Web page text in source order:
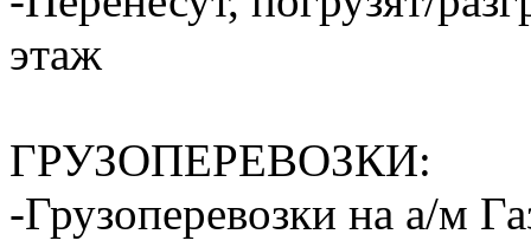
этаж
ГРУЗОПЕРЕВОЗКИ:
-Грузоперевозки на а/м